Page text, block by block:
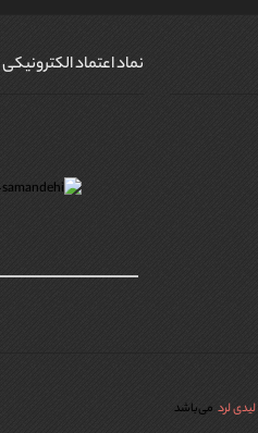
نماد اعتماد الکترونیکی
لیدی لرد می‌باشد